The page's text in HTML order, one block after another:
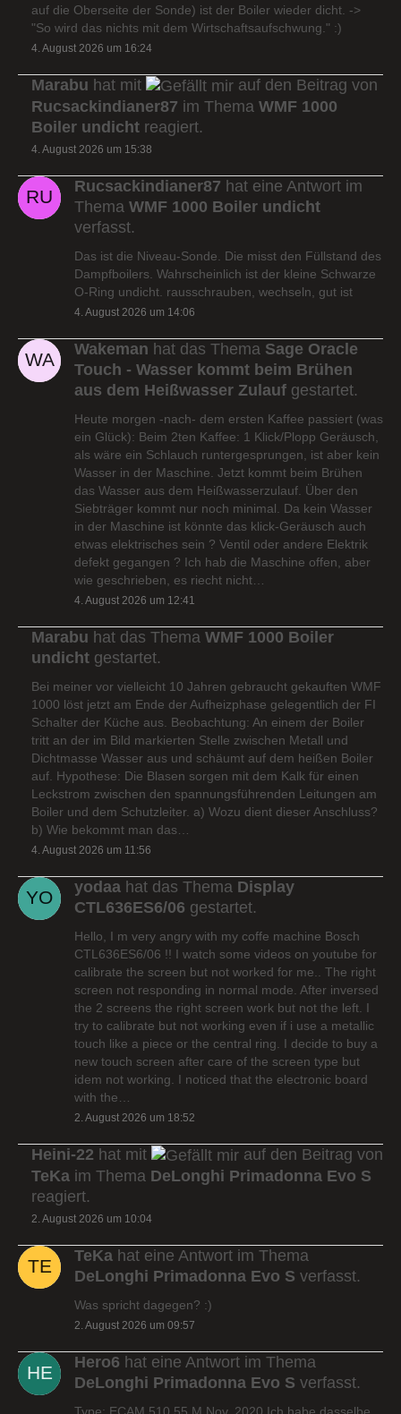
auf die Oberseite der Sonde) ist der Boiler wieder dicht. ->
"So wird das nichts mit dem Wirtschaftsaufschwung." :)
4. August 2026 um 16:24
Marabu hat mit
auf den Beitrag von
Rucsackindianer87 im Thema WMF 1000
Boiler undicht reagiert.
4. August 2026 um 15:38
Rucsackindianer87 hat eine Antwort im
Thema WMF 1000 Boiler undicht
verfasst.
Das ist die Niveau-Sonde. Die misst den Füllstand des
Dampfboilers. Wahrscheinlich ist der kleine Schwarze
O-Ring undicht. rausschrauben, wechseln, gut ist
4. August 2026 um 14:06
Wakeman hat das Thema Sage Oracle
Touch - Wasser kommt beim Brühen
aus dem Heißwasser Zulauf gestartet.
Heute morgen -nach- dem ersten Kaffee passiert (was
ein Glück): Beim 2ten Kaffee: 1 Klick/Plopp Geräusch,
als wäre ein Schlauch runtergesprungen, ist aber kein
Wasser in der Maschine. Jetzt kommt beim Brühen
das Wasser aus dem Heißwasserzulauf. Über den
Siebträger kommt nur noch minimal. Da kein Wasser
in der Maschine ist könnte das klick-Geräusch auch
etwas elektrisches sein ? Ventil oder andere Elektrik
defekt gegangen ? Ich hab die Maschine offen, aber
wie geschrieben, es riecht nicht…
4. August 2026 um 12:41
Marabu hat das Thema WMF 1000 Boiler
undicht gestartet.
Bei meiner vor vielleicht 10 Jahren gebraucht gekauften WMF
1000 löst jetzt am Ende der Aufheizphase gelegentlich der FI
Schalter der Küche aus. Beobachtung: An einem der Boiler
tritt an der im Bild markierten Stelle zwischen Metall und
Dichtmasse Wasser aus und schäumt auf dem heißen Boiler
auf. Hypothese: Die Blasen sorgen mit dem Kalk für einen
Leckstrom zwischen den spannungsführenden Leitungen am
Boiler und dem Schutzleiter. a) Wozu dient dieser Anschluss?
b) Wie bekommt man das…
4. August 2026 um 11:56
yodaa hat das Thema Display
CTL636ES6/06 gestartet.
Hello, I m very angry with my coffe machine Bosch
CTL636ES6/06 !! I watch some videos on youtube for
calibrate the screen but not worked for me.. The right
screen not responding in normal mode. After inversed
the 2 screens the right screen work but not the left. I
try to calibrate but not working even if i use a metallic
touch like a piece or the central ring. I decide to buy a
new touch screen after care of the screen type but
idem not working. I noticed that the electronic board
with the…
2. August 2026 um 18:52
Heini-22 hat mit
auf den Beitrag von
TeKa im Thema DeLonghi Primadonna Evo S
reagiert.
2. August 2026 um 10:04
TeKa hat eine Antwort im Thema
DeLonghi Primadonna Evo S verfasst.
Was spricht dagegen? :)
2. August 2026 um 09:57
Hero6 hat eine Antwort im Thema
DeLonghi Primadonna Evo S verfasst.
Type: ECAM 510.55.M Nov. 2020 Ich habe dasselbe